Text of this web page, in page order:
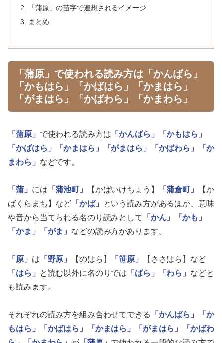
「蒲原」の苗字で連想されるイメージ
まとめ
「蒲原」で使われる読み方は「かんばら」
「かもはら」「かばはら」「かまはら」
「がまはら」「かばわら」「かまわら」
「蒲原」 で使われる読み方は 「かんばら」
「かもはら」
「かばはら」
「かまはら」 「がまはら」 「かばわら」
「か
まわら」 などです。
「蒲」 には 「蒲池町」 【かばいけちょう】 「蒲倉町」
【か
ばくらまち】など 「かば」
という読み方があるほか、意味
や音から当てられる名のり読みとして
「かん」
「かも」
「かま」
「がま」 などの読み方があります。
「原」 は 「野原」 【のはら】 「笹原」
【ささはら】など
「はら」
と読む以外に名のりでは 「ばら」 「わら」 などと
も読みます。
それぞれの読み方を組み合わせてできる 「かんばら」
「か
もはら」
「かばはら」 「かまはら」 「がまはら」
「かばわ